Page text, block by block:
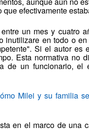
efectivamente
un mes y cuatro
inutilizare en todo o
Si el autor es
Esta normativa no
de un funcionario, el
Milei y su familia
en el marco de una